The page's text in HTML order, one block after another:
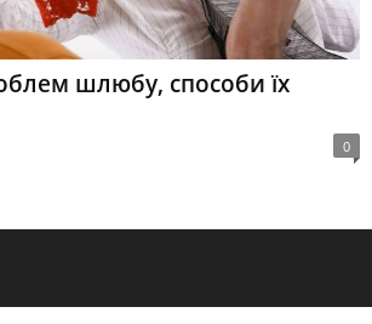
шлюбу, способи їх
0